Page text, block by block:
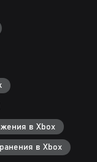
в Xbox
в Xbox